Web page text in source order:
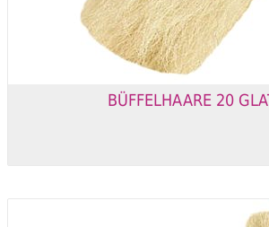
BÜFFELHAARE 20